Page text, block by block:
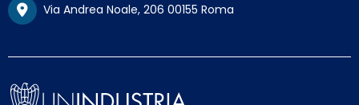
Via Andrea Noale, 206 00155 Roma